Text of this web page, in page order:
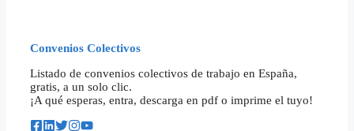
Convenios Colectivos
Listado de convenios colectivos de trabajo en España,
gratis, a un solo clic.
¡A qué esperas, entra, descarga en pdf o imprime el tuyo!